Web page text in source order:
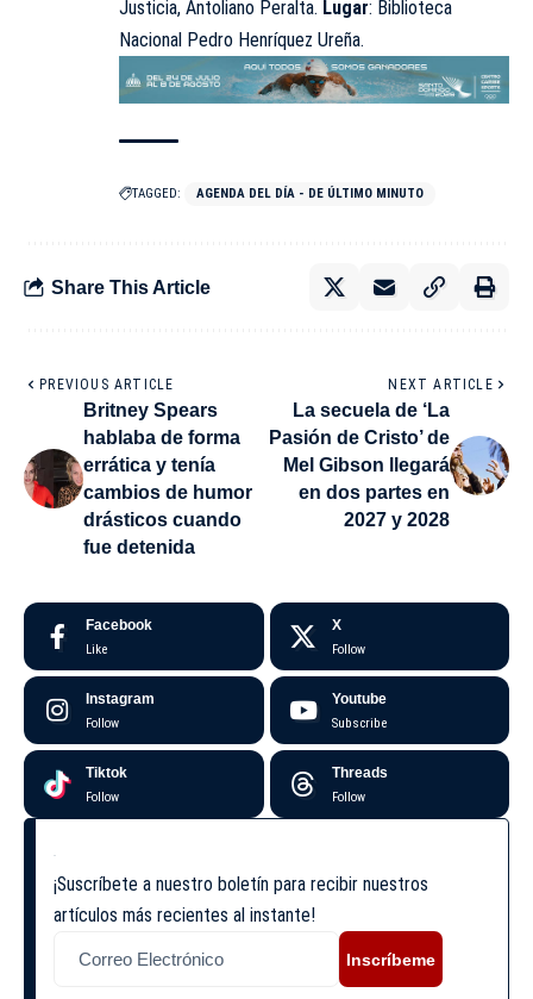
Justicia, Antoliano Peralta. Lugar: Biblioteca
Nacional Pedro Henríquez Ureña.
TAGGED: AGENDA DEL DÍA - DE ÚLTIMO MINUTO
Share This Article
PREVIOUS ARTICLE
Britney Spears
hablaba de forma
errática y tenía
cambios de humor
drásticos cuando
fue detenida
NEXT ARTICLE
La secuela de ‘La
Pasión de Cristo’ de
Mel Gibson llegará
en dos partes en
2027 y 2028
Facebook
Like
X
Follow
Instagram
Follow
Youtube
Subscribe
Tiktok
Follow
Threads
Follow
¡Suscríbete a nuestro boletín para recibir nuestros
artículos más recientes al instante!
Inscríbeme